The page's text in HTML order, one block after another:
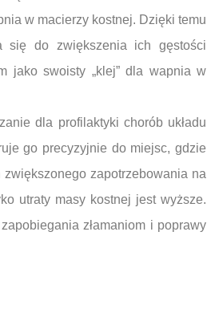
w macierzy kostnej. Dzięki temu
się do zwiększenia ich gęstości
jako swoisty „klej” dla wapnia w
dla profilaktyki chorób układu
go precyzyjnie do miejsc, gdzie
zapotrzebowania na
utraty masy kostnej jest wyższe.
złamaniom i poprawy